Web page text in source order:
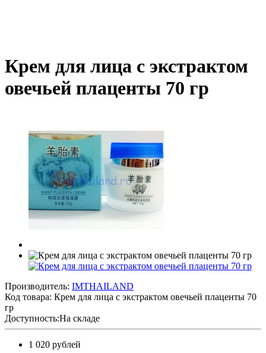
Крем для лица с экстрактом
овечьей плаценты 70 гр
Производитель: IMTHAILAND
Код товара: Крем для лица с экстрактом овечьей плаценты 70
гр
Доступность:На складе
1 020 рублей